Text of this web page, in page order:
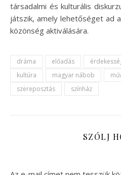
társadalmi és kulturális
játszik, amely lehetőséget ad
közönség aktiválására.
dráma előadás
kultúra
magyar nábob
szereposztás
színház
SZÓLJ